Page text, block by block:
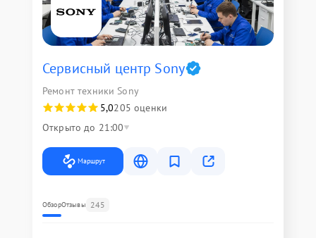
Сервисный центр Sony
Ремонт техники Sony
5,0205 оценки
Открыто до 21:00
Маршрут
ОбзорОтзывы 245